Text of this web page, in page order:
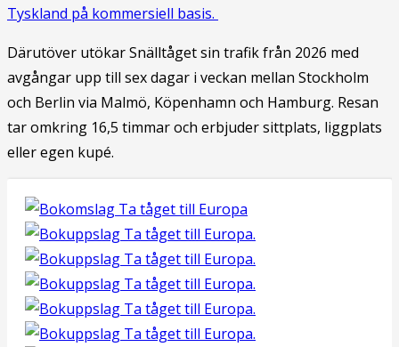
Tyskland på kommersiell basis.
Därutöver utökar Snälltåget sin trafik från 2026 med
avgångar upp till sex dagar i veckan mellan Stockholm
och Berlin via Malmö, Köpenhamn och Hamburg. Resan
tar omkring 16,5 timmar och erbjuder sittplats, liggplats
eller egen kupé.